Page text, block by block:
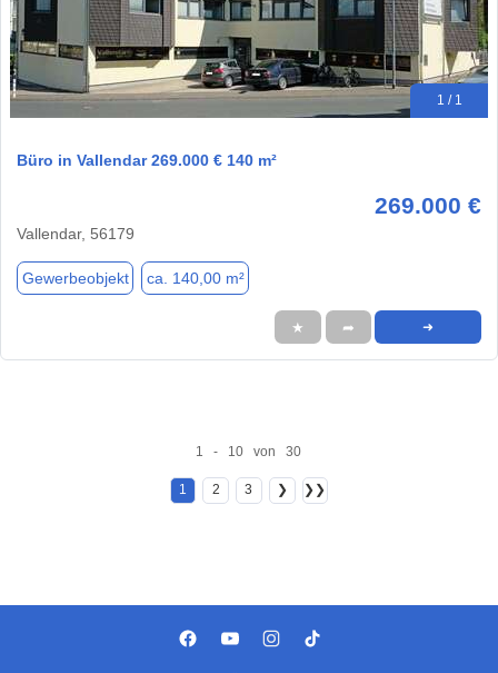
1 / 1
Büro in Vallendar 269.000 € 140 m²
269.000 €
Vallendar, 56179
Gewerbeobjekt ca. 140,00 m²
★ ➦ ➜
1 - 10 von 30
1 2 3 ❯ ❯❯